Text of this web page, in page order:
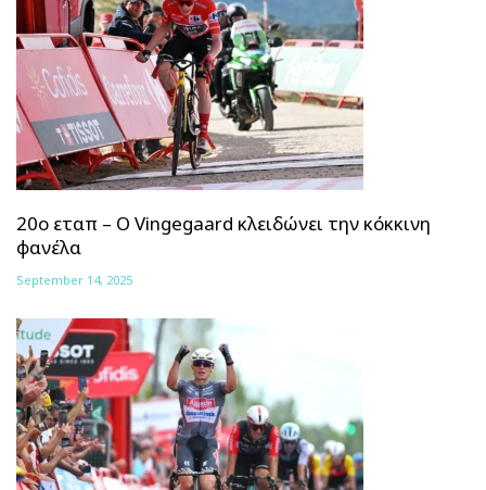
20ο εταπ – Ο Vingegaard κλειδώνει την κόκκινη
φανέλα
September 14, 2025